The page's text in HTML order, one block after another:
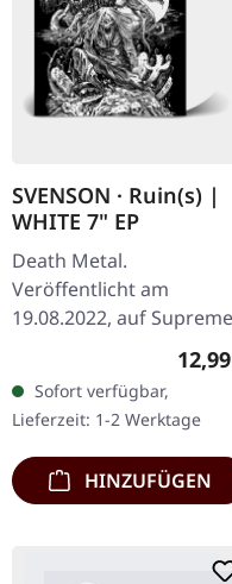
SVENSON · Ruin(s) |
WHITE 7" EP
Death Metal.
Veröffentlicht am
19.08.2022, auf Supreme
Chaos Records. Weiße
Vinyl-Single mit
Etching auf der B-Seite,
limitiert auf 200…
Sofort verfügbar,
Lieferzeit: 1-2 Werktage
HINZUFÜGEN